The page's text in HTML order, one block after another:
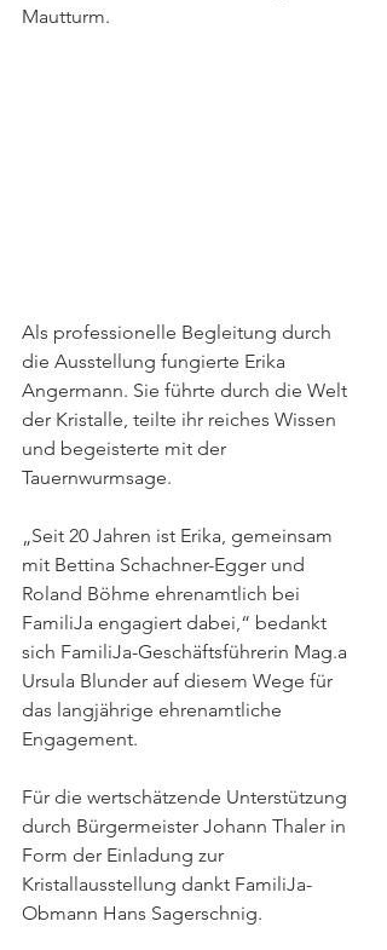
Mautturm.
Als professionelle Begleitung durch
die Ausstellung fungierte Erika
Angermann. Sie führte durch die Welt
der Kristalle, teilte ihr reiches Wissen
und begeisterte mit der
Tauernwurmsage.
„Seit 20 Jahren ist Erika, gemeinsam
mit Bettina Schachner-Egger und
Roland Böhme ehrenamtlich bei
FamiliJa engagiert dabei,“ bedankt
sich FamiliJa-Geschäftsführerin Mag.a
Ursula Blunder auf diesem Wege für
das langjährige ehrenamtliche
Engagement.
Für die wertschätzende Unterstützung
durch Bürgermeister Johann Thaler in
Form der Einladung zur
Kristallausstellung dankt FamiliJa-
Obmann Hans Sagerschnig.